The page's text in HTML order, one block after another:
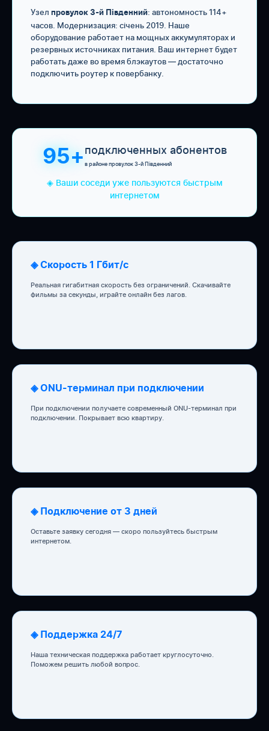
Узел провулок 3-й Південний: автономность 114+
часов. Модернизация: січень 2019. Наше
оборудование работает на мощных аккумуляторах и
резервных источниках питания. Ваш интернет будет
работать даже во время блэкаутов — достаточно
подключить роутер к повербанку.
95+подключенных абонентов
в районе провулок 3-й Південний
◈ Ваши соседи уже пользуются быстрым
интернетом
◈ Скорость 1 Гбит/с
Реальная гигабитная скорость без ограничений. Скачивайте
фильмы за секунды, играйте онлайн без лагов.
◈ ONU-терминал при подключении
При подключении получаете современный ONU-терминал при
подключении. Покрывает всю квартиру.
◈ Подключение от 3 дней
Оставьте заявку сегодня — скоро пользуйтесь быстрым
интернетом.
◈ Поддержка 24/7
Наша техническая поддержка работает круглосуточно.
Поможем решить любой вопрос.